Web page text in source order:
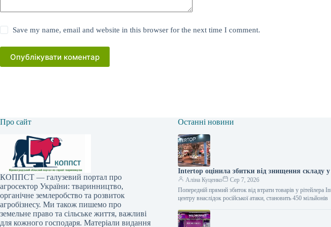
Save my name, email and website in this browser for the next time I comment.
Опублікувати коментар
Про сайт
КОППСТ — галузевий портал про
агросектор України: тваринництво,
органічне землеробство та розвиток
агробізнесу. Ми також пишемо про
земельне право та сільське життя, важливі
для кожного господаря. Матеріали видання
Останні новини
Intertop оцінила збитки від знищення складу
Аліна Куценко
Сер 7, 2026
Попередній прямий збиток від втрати товарів у
центру внаслідок російської атаки, становить 450 мільйонів